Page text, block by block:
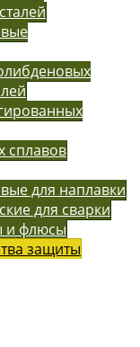
сплавов
для наплавки
для сварки
и флюсы
защиты